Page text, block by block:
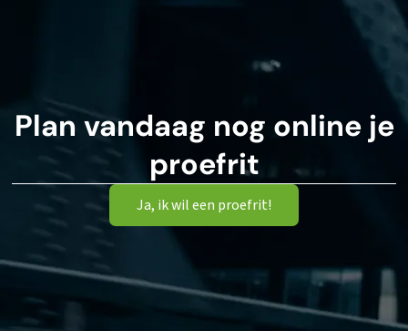
Plan vandaag nog online je
proefrit
Ja, ik wil een proefrit!